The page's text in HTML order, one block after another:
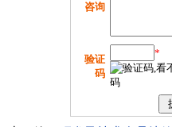
咨询
验证
码
*